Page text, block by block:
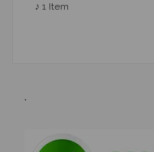
♪ 1 Item
.